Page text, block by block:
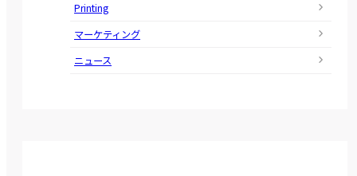
Printing
マーケティング
ニュース